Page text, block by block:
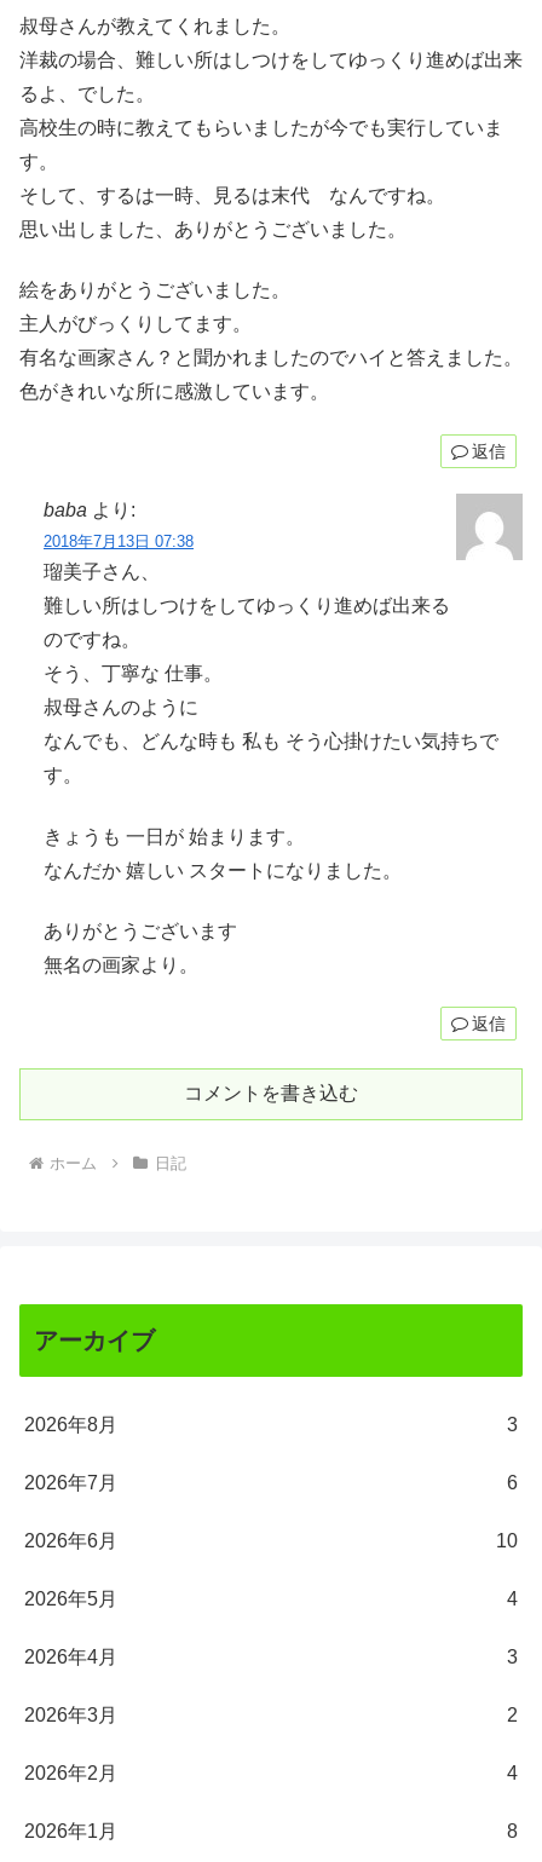
叔母さんが教えてくれました。
洋裁の場合、難しい所はしつけをしてゆっくり進めば出来
るよ、でした。
高校生の時に教えてもらいましたが今でも実行していま
す。
そして、するは一時、見るは末代 なんですね。
思い出しました、ありがとうございました。
絵をありがとうございました。
主人がびっくりしてます。
有名な画家さん？と聞かれましたのでハイと答えました。
色がきれいな所に感激しています。
返信
baba より:
2018年7月13日 07:38
瑠美子さん、
難しい所はしつけをしてゆっくり進めば出来る
のですね。
そう、丁寧な 仕事。
叔母さんのように
なんでも、どんな時も 私も そう心掛けたい気持ちで
す。
きょうも 一日が 始まります。
なんだか 嬉しい スタートになりました。
ありがとうございます
無名の画家より。
返信
コメントを書き込む
ホーム 日記
アーカイブ
2026年8月 3
2026年7月 6
2026年6月 10
2026年5月 4
2026年4月 3
2026年3月 2
2026年2月 4
2026年1月 8